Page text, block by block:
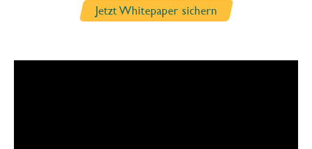
Jetzt Whitepaper sichern